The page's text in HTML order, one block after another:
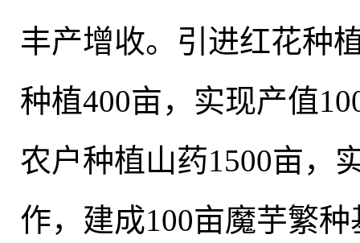
丰产增收。 引进红花种
种植400亩，实现产值
农户种植山药1500亩，
作， 建成100亩魔芋繁